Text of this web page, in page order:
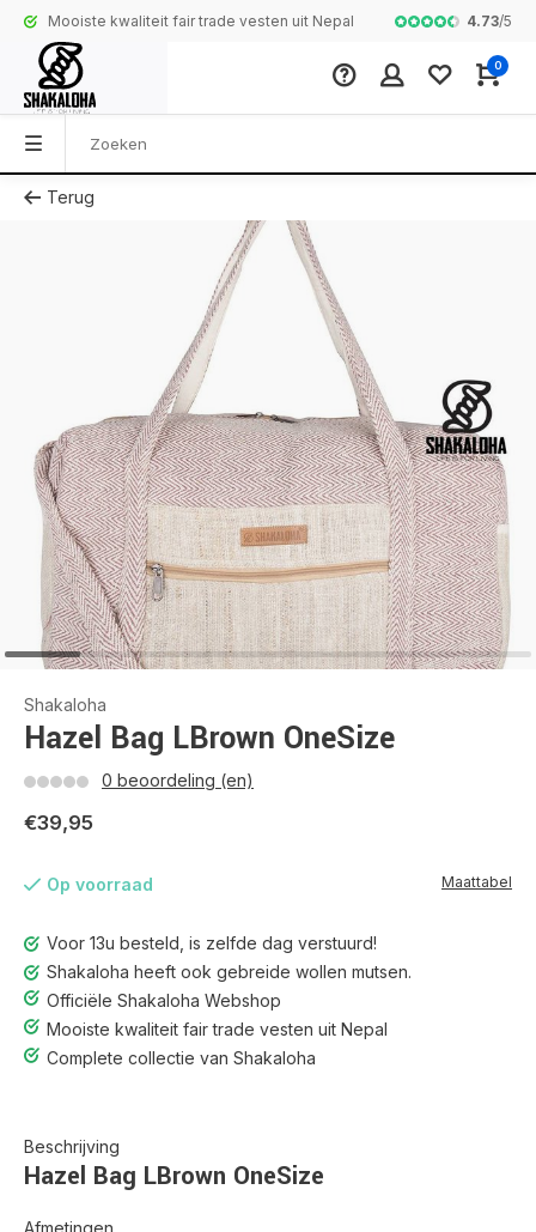
Mooiste kwaliteit fair trade vesten uit Nepal Complete
4.73/5
0
Terug
Shakaloha
Hazel Bag LBrown OneSize
0 beoordeling (en)
€39,95
Maattabel
Op voorraad
Voor 13u besteld, is zelfde dag verstuurd!
Shakaloha heeft ook gebreide wollen mutsen.
Officiële Shakaloha Webshop
Mooiste kwaliteit fair trade vesten uit Nepal
Complete collectie van Shakaloha
Beschrijving
Hazel Bag LBrown OneSize
Afmetingen